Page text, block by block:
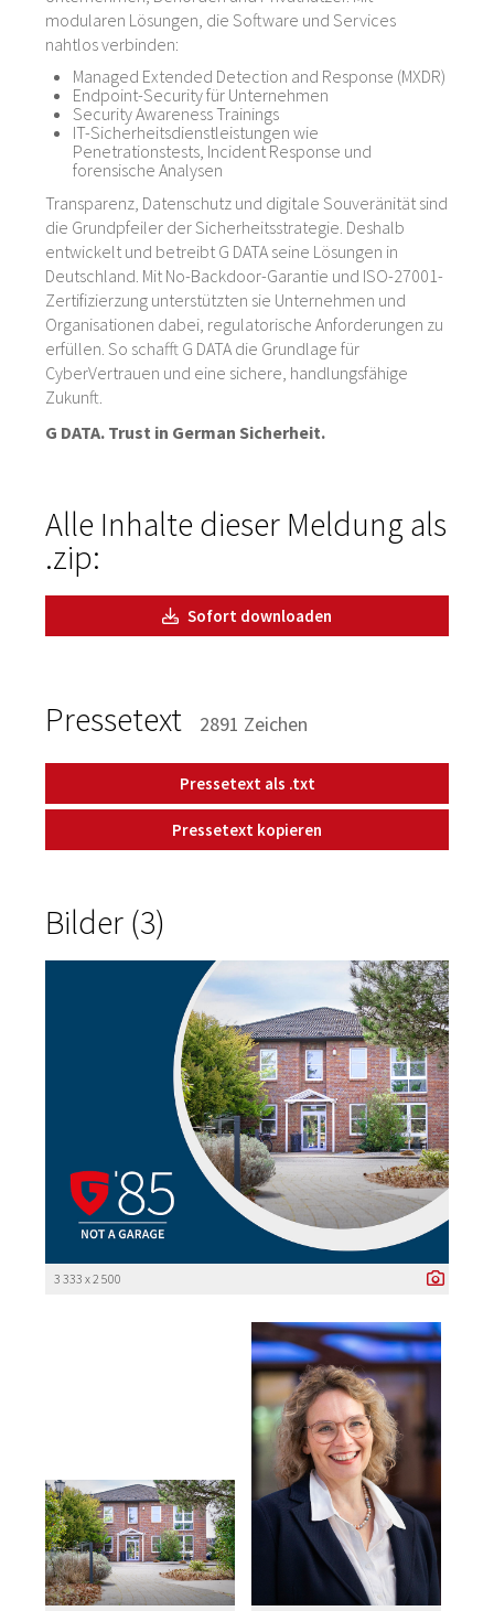
modularen Lösungen, die Software und Services
nahtlos verbinden:
Managed Extended Detection and Response (MXDR)
Endpoint-Security für Unternehmen
Security Awareness Trainings
IT-Sicherheitsdienstleistungen wie
Penetrationstests, Incident Response und
forensische Analysen
Transparenz, Datenschutz und digitale Souveränität sind
die Grundpfeiler der Sicherheitsstrategie. Deshalb
entwickelt und betreibt G DATA seine Lösungen in
Deutschland. Mit No-Backdoor-Garantie und ISO-27001-
Zertifizierzung unterstützten sie Unternehmen und
Organisationen dabei, regulatorische Anforderungen zu
erfüllen. So schafft G DATA die Grundlage für
CyberVertrauen und eine sichere, handlungsfähige
Zukunft.
G DATA. Trust in German Sicherheit.
Alle Inhalte dieser Meldung als
.zip:
Sofort downloaden
Pressetext 2891 Zeichen
Pressetext als .txt
Pressetext kopieren
Bilder (3)
3 333 x 2 500